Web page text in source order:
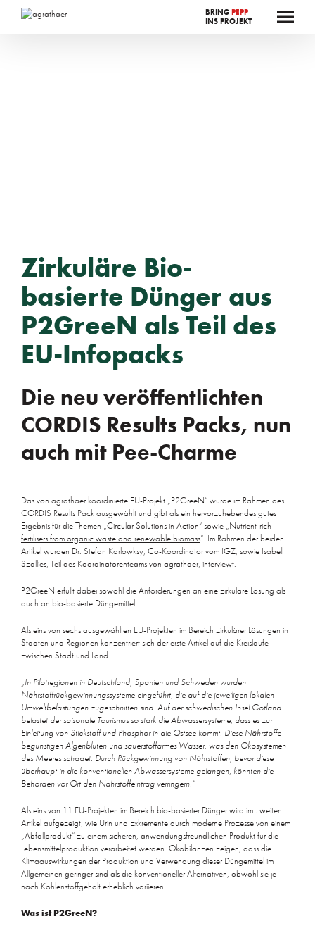
BRING PEPP
INS PROJEKT
Zirkuläre Bio-
basierte Dünger aus
P2GreeN als Teil des
EU-Infopacks
Die neu veröffentlichten
CORDIS Results Packs, nun
auch mit Pee-Charme
Das von agrathaer koordinierte EU-Projekt „P2GreeN“ wurde im Rahmen des
CORDIS Results Pack ausgewählt und gibt als ein hervorzuhebendes gutes
Ergebnis für die Themen „Circular Solutions in Action“ sowie „Nutrient-rich
fertilisers from organic waste and renewable biomass“. Im Rahmen der beiden
Artikel wurden Dr. Stefan Karlowksy, Co-Koordinator vom IGZ, sowie Isabell
Szallies, Teil des Koordinatorenteams von agrathaer, interviewt.
P2GreeN erfüllt dabei sowohl die Anforderungen an eine zirkuläre Lösung als
auch an bio-basierte Düngemittel.
Als eins von sechs ausgewählten EU-Projekten im Bereich zirkulärer Lösungen in
Städten und Regionen konzentriert sich der erste Artikel auf die Kreisläufe
zwischen Stadt und Land.
„In Pilotregionen in Deutschland, Spanien und Schweden wurden
Nährstoffrückgewinnungssysteme eingeführt, die auf die jeweiligen lokalen
Umweltbelastungen zugeschnitten sind. Auf der schwedischen Insel Gotland
belastet der saisonale Tourismus so stark die Abwassersysteme, dass es zur
Einleitung von Stickstoff und Phosphor in die Ostsee kommt. Diese Nährstoffe
begünstigen Algenblüten und sauerstoffarmes Wasser, was den Ökosystemen
des Meeres schadet. Durch Rückgewinnung von Nährstoffen, bevor diese
überhaupt in die konventionellen Abwassersysteme gelangen, könnten die
Behörden vor Ort den Nährstoffeintrag verringern.“
Als eins von 11 EU-Projekten im Bereich bio-basierter Dünger wird im zweiten
Artikel aufgezeigt, wie Urin und Exkremente durch moderne Prozesse von einem
„Abfallprodukt“ zu einem sicheren, anwendungsfreundlichen Produkt für die
Lebensmittelproduktion verarbeitet werden. Ökobilanzen zeigen, dass die
Klimaauswirkungen der Produktion und Verwendung dieser Düngemittel im
Allgemeinen geringer sind als die konventioneller Alternativen, obwohl sie je
nach Kohlenstoffgehalt erheblich variieren.
Was ist P2GreeN?